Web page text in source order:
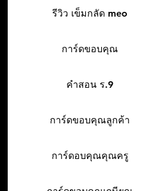
รีวิว เข็มกลัด meo
การ์ดขอบคุณ
คำสอน ร.9
การ์ดขอบคุณลูกค้า
การ์ดอบคุณคุณครู